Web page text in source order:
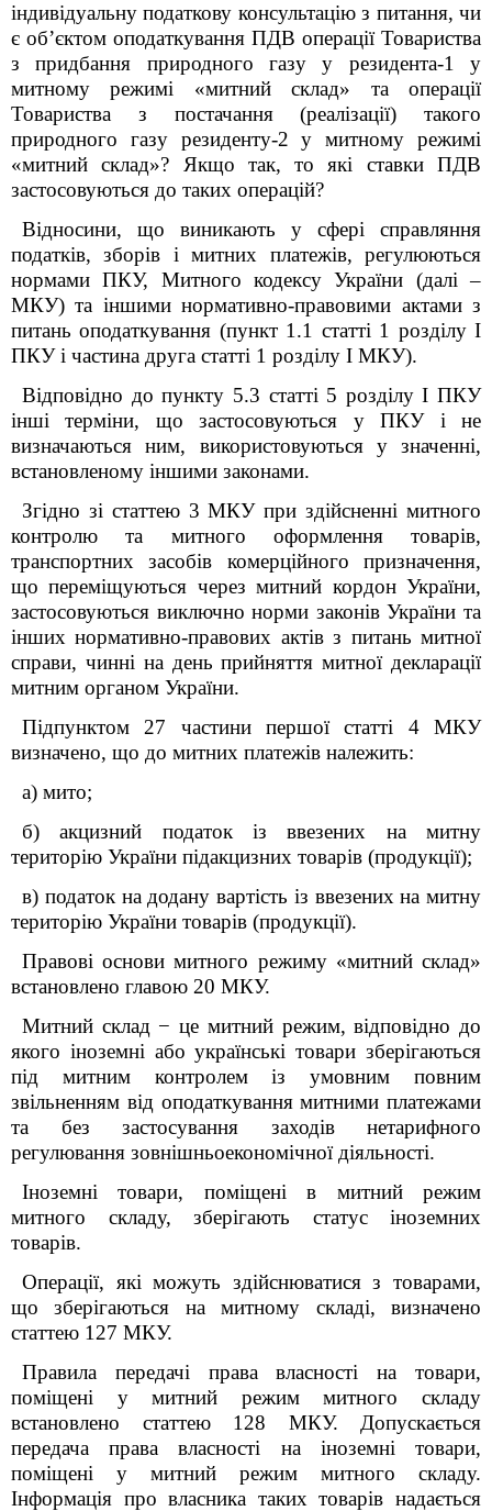
індивідуальну податкову консультацію з питання, чи
є об’єктом оподаткування ПДВ операції Товариства
з придбання природного газу у резидента-1 у
митному режимі «митний склад» та операції
Товариства з постачання (реалізації) такого
природного газу резиденту-2 у митному режимі
«митний склад»? Якщо так, то які ставки ПДВ
застосовуються до таких операцій?
Відносини, що виникають у сфері справляння
податків, зборів і митних платежів, регулюються
нормами ПКУ, Митного кодексу України (далі –
МКУ) та іншими нормативно-правовими актами з
питань оподаткування (пункт 1.1 статті 1 розділу І
ПКУ і частина друга статті 1 розділу І МКУ).
Відповідно до пункту 5.3 статті 5 розділу І ПКУ
інші терміни, що застосовуються у ПКУ і не
визначаються ним, використовуються у значенні,
встановленому іншими законами.
Згідно зі статтею 3 МКУ при здійсненні митного
контролю та митного оформлення товарів,
транспортних засобів комерційного призначення,
що переміщуються через митний кордон України,
застосовуються виключно норми законів України та
інших нормативно-правових актів з питань митної
справи, чинні на день прийняття митної декларації
митним органом України.
Підпунктом 27 частини першої статті 4 МКУ
визначено, що до митних платежів належить:
а) мито;
б) акцизний податок із ввезених на митну
територію України підакцизних товарів (продукції);
в) податок на додану вартість із ввезених на митну
територію України товарів (продукції).
Правові основи митного режиму «митний склад»
встановлено главою 20 МКУ.
Митний склад − це митний режим, відповідно до
якого іноземні або українські товари зберігаються
під митним контролем із умовним повним
звільненням від оподаткування митними платежами
та без застосування заходів нетарифного
регулювання зовнішньоекономічної діяльності.
Іноземні товари, поміщені в митний режим
митного складу, зберігають статус іноземних
товарів.
Операції, які можуть здійснюватися з товарами,
що зберігаються на митному складі, визначено
статтею 127 МКУ.
Правила передачі права власності на товари,
поміщені у митний режим митного складу
встановлено статтею 128 МКУ. Допускається
передача права власності на іноземні товари,
поміщені у митний режим митного складу.
Інформація про власника таких товарів надається